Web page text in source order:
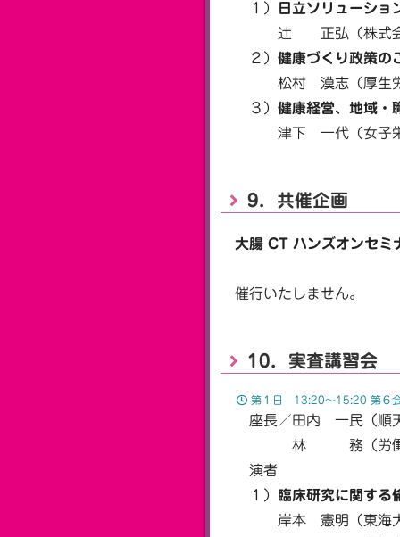
１）
日立ソリューシ
辻 正弘（株式会社
２） 健康づくり政策の
松村 漠志（厚生労
３） 健康経営、地域・
津下 一代（女子栄
9．共催企画
大腸 CT ハンズオンセミ
催行いたしません。
10．実査講習会
第１日 13:20〜15:20 第６
座長／田内 一民（順
林 務（労働者健康
演者
１）
臨床研究に関する
岸本 憲明（東海大